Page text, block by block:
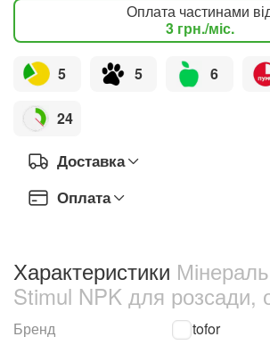
Оплата частинами
3 грн./міс.
5 5 6
24
Доставка
Оплата
Характеристики
Stimul NPK для розсади,
квітів 200 г (68867)
Бренд
Kvitofor